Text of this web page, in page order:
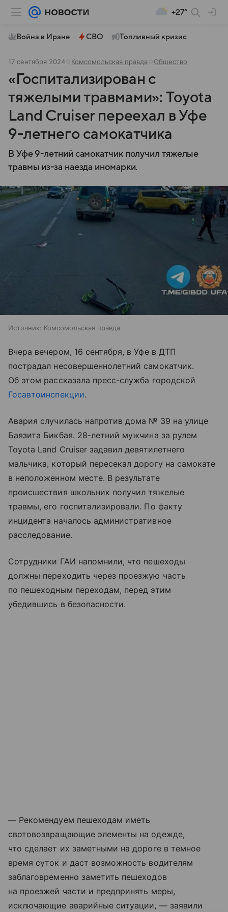
+27°
Война в Иране СВО Топливный кризис
17 сентября 2024 Комсомольская правда Общество
«Госпитализирован с
тяжелыми травмами»: Toyota
Land Cruiser переехал в Уфе
9-летнего самокатчика
В Уфе 9-летний самокатчик получил тяжелые
травмы из-за наезда иномарки.
Источник: Комсомольская правда
Вчера вечером, 16 сентября, в Уфе в ДТП
пострадал несовершеннолетний самокатчик.
Об этом рассказала пресс-служба городской
Госавтоинспекции.
Авария случилась напротив дома № 39 на улице
Баязита Бикбая. 28-летний мужчина за рулем
Toyota Land Cruiser задавил девятилетнего
мальчика, который пересекал дорогу на самокате
в неположенном месте. В результате
происшествия школьник получил тяжелые
травмы, его госпитализировали. По факту
инцидента началось административное
расследование.
Сотрудники ГАИ напомнили, что пешеходы
должны переходить через проезжую часть
по пешеходным переходам, перед этим
убедившись в безопасности.
— Рекомендуем пешеходам иметь
свотовозвращающие элементы на одежде,
что сделает их заметными на дороге в темное
время суток и даст возможность водителям
заблаговременно заметить пешеходов
на проезжей части и предпринять меры,
исключающие аварийные ситуации, — заявили